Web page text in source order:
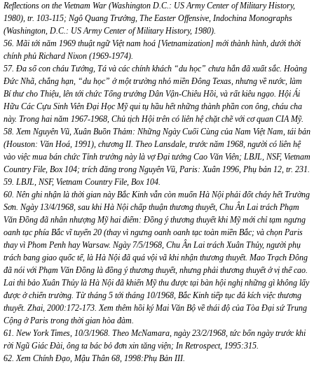
Reflections on the Vietnam War (Washington D.C.: US Army Center of Military History,
1980), tr. 103-115; Ngô Quang Trưởng, The Easter Offensive, Indochina Monographs
(Washington, D.C.: US Army Center of Military History, 1980).
56. Mãi tới năm 1969 thuật ngữ Việt nam hoá [Vietnamization] mới thành hình, dưới thời
chính phủ Richard Nixon (1969-1974).
57. Đa số con cháu Tướng, Tá và các chính khách “du học” chưa hẳn đã xuất sắc. Hoàng
Đức Nhã, chẳng hạn, “du học” ở một trường nhỏ miền Đông Texas, nhưng về nước, làm
Bí thư cho Thiệu, lên tới chức Tổng trưởng Dân Vận-Chiêu Hồi, và rất kiêu ngạo. Hội Ái
Hữu Các Cựu Sinh Viên Đại Học Mỹ qui tụ hầu hết những thành phần con ông, cháu cha
này. Trong hai năm 1967-1968, Chủ tịch Hội trên có liên hệ chặt chẽ với cơ quan CIA Mỹ.
58. Xem Nguyên Vũ, Xuân Buồn Thảm: Những Ngày Cuối Cùng của Nam Việt Nam, tái bản
(Houston: Văn Hoá, 1991), chương II. Theo Lansdale, trước năm 1968, người có liên hệ
vào việc mua bán chức Tỉnh trưởng này là vợ Đại tướng Cao Văn Viên; LBJL, NSF, Vietnam
Country File, Box 104; trích đăng trong Nguyên Vũ, Paris: Xuân 1996, Phụ bản 12, tr. 231.
59. LBJL, NSF, Vietnam Country File, Box 104.
60. Nên ghi nhận là thời gian này Bắc Kinh vẫn còn muốn Hà Nội phải đốt cháy hết Trường
Sơn. Ngày 13/4/1968, sau khi Hà Nội chấp thuận thương thuyết, Chu Ân Lai trách Phạm
Văn Đồng đã nhân nhượng Mỹ hai điểm: Đồng ý thương thuyết khi Mỹ mới chỉ tạm ngưng
oanh tạc phía Bắc vĩ tuyến 20 (thay vì ngưng oanh oanh tạc toàn miền Bắc; và chọn Paris
thay vì Phom Penh hay Warsaw. Ngày 7/5/1968, Chu Ân Lai trách Xuân Thủy, người phụ
trách bang giao quốc tế, là Hà Nội đã quá vội vã khi nhận thương thuyết. Mao Trạch Đông
đã nói với Phạm Văn Đồng là đồng ý thương thuyết, nhưng phải thương thuyết ở vị thế cao.
Lai thì bảo Xuân Thủy là Hà Nội đã khiến Mỹ thu được tại bàn hội nghị những gì không lấy
được ở chiến trường. Từ tháng 5 tới tháng 10/1968, Bắc Kinh tiếp tục đả kích việc thương
thuyết. Zhai, 2000:172-173. Xem thêm hồi ký Mai Văn Bộ về thái độ của Tòa Đại sứ Trung
Cộng ở Paris trong thời gian hòa đàm.
61. New York Times, 10/3/1968. Theo McNamara, ngày 23/2/1968, tức bốn ngày trước khi
rời Ngũ Giác Đài, ông ta bác bỏ đơn xin tăng viện; In Retrospect, 1995:315.
62. Xem Chính Đạo, Mậu Thân 68, 1998:Phụ Bản III.